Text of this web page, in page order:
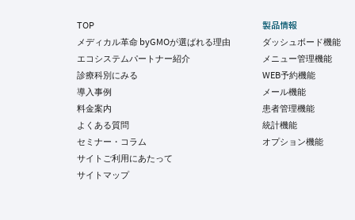
TOP
メディカル革命 byGMOが選ばれる理由
エコシステムパートナー紹介
診療科別にみる
導入事例
料金案内
よくある質問
セミナー・コラム
サイトご利用にあたって
サイトマップ
製品情報
ダッシュボード機能
メニュー管理機能
WEB予約機能
メール機能
患者管理機能
統計機能
オプション機能